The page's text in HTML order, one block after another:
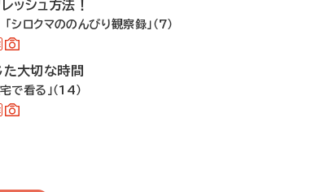
ッシュ方法！
ロクマののんびり観察録」（7）
た大切な時間
看る」（14）